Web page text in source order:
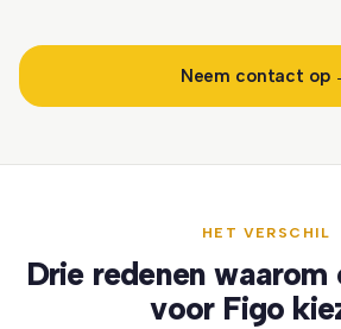
Neem contact op
HET VERSCHIL
Drie redenen waarom
voor Figo